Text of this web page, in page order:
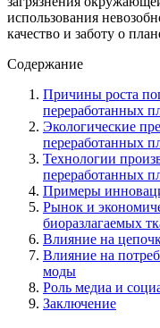
использования
качество и заботу о
Содержание
Причины роста
переработанных
Экологические
переработанных
Технологии
переработанных
Примеры
Рынок и
биоразлагаемых
Влияние на
Влияние на
моды
Роль медиа и
Заключение